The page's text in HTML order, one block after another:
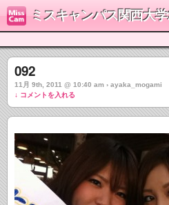
ミスキャンパス関西大学2011
092
11月 9th, 2011 @ 10:40 am › ayaka_mogami
↓ コメントを入れる